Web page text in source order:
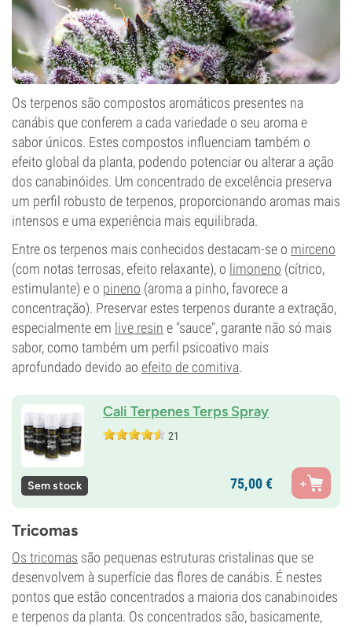
Os terpenos são compostos aromáticos presentes na
canábis que conferem a cada variedade o seu aroma e
sabor únicos. Estes compostos influenciam também o
efeito global da planta, podendo potenciar ou alterar a ação
dos canabinóides. Um concentrado de excelência preserva
um perfil robusto de terpenos, proporcionando aromas mais
intensos e uma experiência mais equilibrada.
Entre os terpenos mais conhecidos destacam-se o mirceno
(com notas terrosas, efeito relaxante), o limoneno (cítrico,
estimulante) e o pineno (aroma a pinho, favorece a
concentração). Preservar estes terpenos durante a extração,
especialmente em live resin e "sauce", garante não só mais
sabor, como também um perfil psicoativo mais
aprofundado devido ao efeito de comitiva.
Cali Terpenes Terps Spray
21
Sem stock 75,00€
Tricomas
Os tricomas são pequenas estruturas cristalinas que se
desenvolvem à superfície das flores de canábis. É nestes
pontos que estão concentrados a maioria dos canabinoides
e terpenos da planta. Os concentrados são, basicamente,